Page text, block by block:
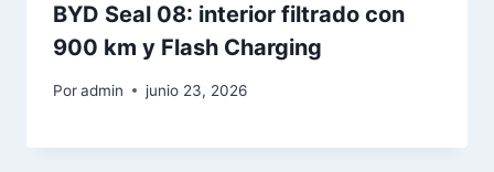
BYD Seal 08: interior filtrado con
900 km y Flash Charging
Poradmin junio 23, 2026